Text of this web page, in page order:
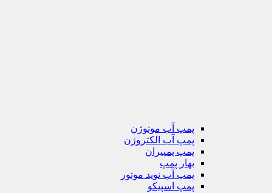
پمپ آب موتوژن
پمپ آب الکتروژن
پمپ پمپیران
بهار پمپ
پمپ آب نوید موتور
پمپ اسپیکو